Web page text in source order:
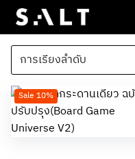
Skip
content
Search
for:
Sale 10%